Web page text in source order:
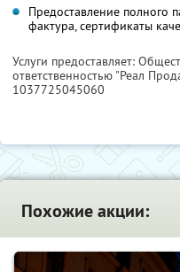
Предоставление полного
фактура, сертификаты
Услуги предоставляет:
ответственностью "Реал
1037725045060
Похожие акции: